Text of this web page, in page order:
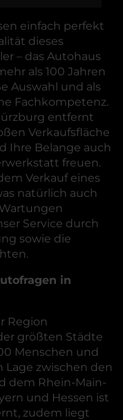
einfach perfekt
dieses
– das Autohaus
als 100 Jahren
Auswahl und als
Fachkompetenz.
entfernt
Verkaufsfläche
Ihre Belange auch
freuen.
Verkauf eines
natürlich auch
Service durch
sowie die
in
Region
größten Städte
Menschen und
zwischen den
dem Rhein-Main-
und Hessen ist
zudem liegt